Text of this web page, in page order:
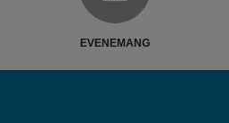
EVENEMANG